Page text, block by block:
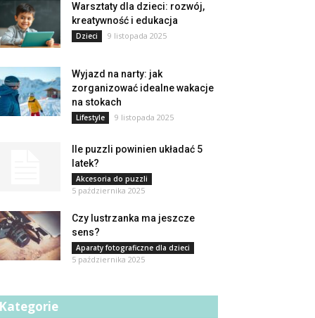
Warsztaty dla dzieci: rozwój,
kreatywność i edukacja
Dzieci 9 listopada 2025
Wyjazd na narty: jak
zorganizować idealne wakacje
na stokach
Lifestyle 9 listopada 2025
Ile puzzli powinien układać 5
latek?
Akcesoria do puzzli
5 października 2025
Czy lustrzanka ma jeszcze
sens?
Aparaty fotograficzne dla dzieci
5 października 2025
Kategorie